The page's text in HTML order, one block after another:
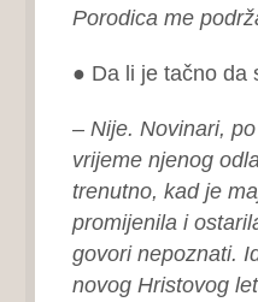
Porodica me
● Da li je tačno da
– Nije. Novinari,
vrijeme njenog
trenutno, kad je
promijenila i
govori nepoznati.
novog Hristovog